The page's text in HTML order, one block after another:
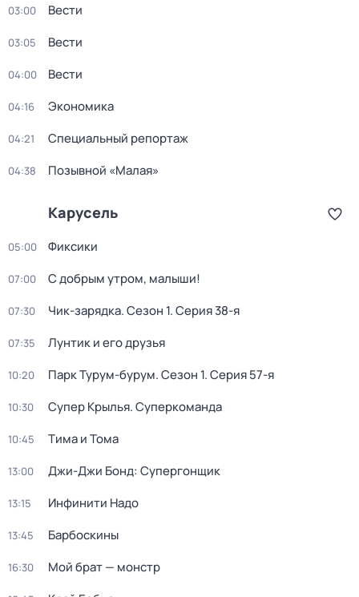
03:00 Вести
03:05 Вести
04:00 Вести
04:16 Экономика
04:21 Специальный репортаж
04:38 Позывной «Малая»
Карусель
05:00 Фиксики
07:00 С добрым утром, малыши!
07:30 Чик-зарядка. Сезон 1. Серия 38-я
07:35 Лунтик и его друзья
10:20 Парк Турум-бурум. Сезон 1. Серия 57-я
10:30 Супер Крылья. Суперкоманда
10:45 Тима и Тома
13:00 Джи-Джи Бонд: Супергонщик
13:15 Инфинити Надо
13:45 Барбоскины
16:30 Мой брат — монстр